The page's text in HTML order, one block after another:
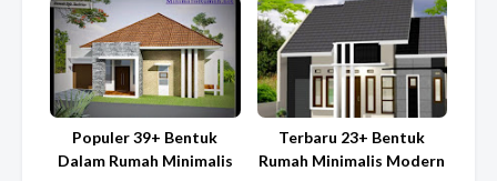
Populer 39+ Bentuk
Dalam Rumah Minimalis
Terbaru 23+ Bentuk
Rumah Minimalis Modern